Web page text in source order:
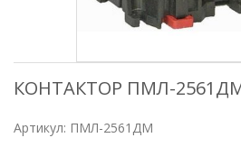
КОНТАКТОР ПМЛ-
Артикул: ПМЛ-2561ДМ